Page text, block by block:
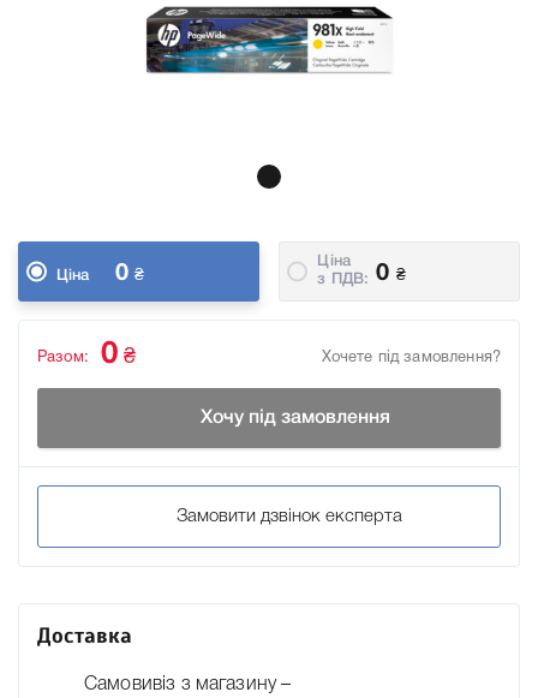
Ціна 0 ₴
Ціна
з ПДВ:
0 ₴
Хочете під замовлення?
Разом: 0 ₴
Хочу під замовлення
Замовити дзвінок експерта
Доставка
Самовивіз з магазину –